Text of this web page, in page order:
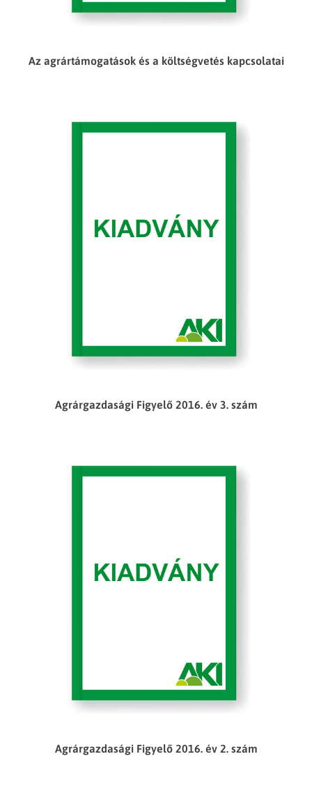
Az agrártámogatások és a költségvetés kapcsolatai
Agrárgazdasági Figyelő 2016. év 3. szám
Agrárgazdasági Figyelő 2016. év 2. szám